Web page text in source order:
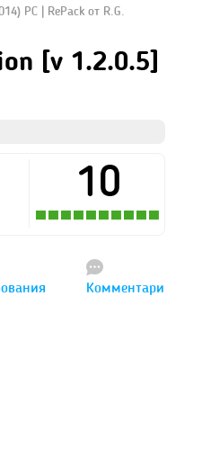
PC | RePack от R.G.
[v 1.2.0.5]
10
Комментари